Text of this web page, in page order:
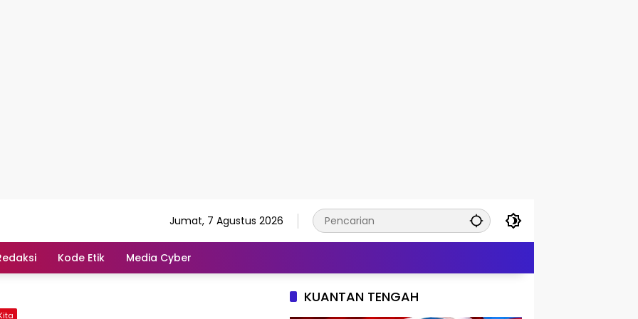
Jumat, 7 Agustus 2026
Kode Etik Media Cyber
KUANTAN TENGAH